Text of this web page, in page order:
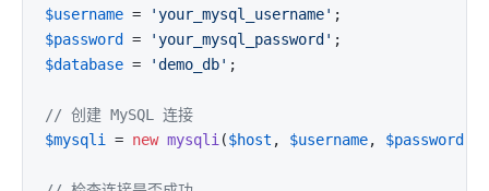
$username = 'your_mysql_username'
$password
= 'your_mysql_password'
$database = 'demo_db' ;
// 创建 MySQL 连接
$mysqli = new mysqli($host , $username, $password